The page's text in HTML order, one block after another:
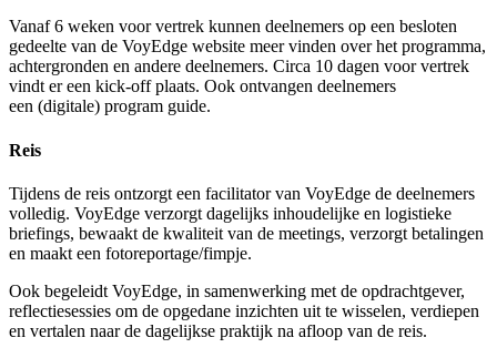
Vanaf 6 weken voor vertrek kunnen deelnemers op een besloten
gedeelte van de VoyEdge website meer vinden over het programma,
achtergronden en andere deelnemers. Circa 10 dagen voor vertrek
vindt er een kick-off plaats. Ook ontvangen deelnemers
een (digitale) program guide.
Reis
Tijdens de reis ontzorgt een facilitator van VoyEdge de deelnemers
volledig. VoyEdge verzorgt dagelijks inhoudelijke en logistieke
briefings, bewaakt de kwaliteit van de meetings, verzorgt betalingen
en maakt een fotoreportage/fimpje.
Ook begeleidt VoyEdge, in samenwerking met de opdrachtgever,
reflectiesessies om de opgedane inzichten uit te wisselen, verdiepen
en vertalen naar de dagelijkse praktijk na afloop van de reis.